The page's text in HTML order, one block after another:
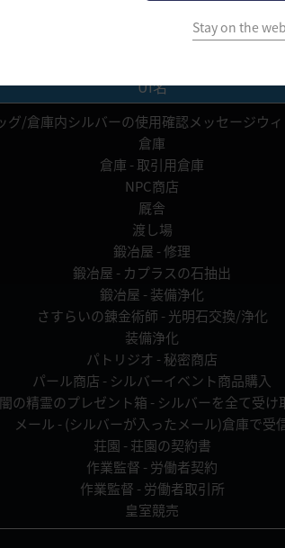
Stay on the
シルバー、倉庫のシルバーの表記が1つに
UI名
グ/倉庫内シルバーの使用確認メッセージウ
倉庫
倉庫 - 取引用倉庫
NPC商店
厩舎
渡し場
鍛冶屋 - 修理
鍛冶屋 - カプラスの石抽出
鍛冶屋 - 装備浄化
さすらいの錬金術師 - 光明石交換/浄化
装備浄化
パトリジオ - 秘密商店
パール商店 - シルバーイベント商品購入
闇の精霊のプレゼント箱 - シルバーを全て受け
メール - (シルバーが入ったメール)倉庫で受
荘園 - 荘園の契約書
作業監督 - 労働者契約
作業監督 - 労働者取引所
皇室競売